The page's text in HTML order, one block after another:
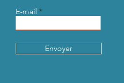
E-mail
Envoyer